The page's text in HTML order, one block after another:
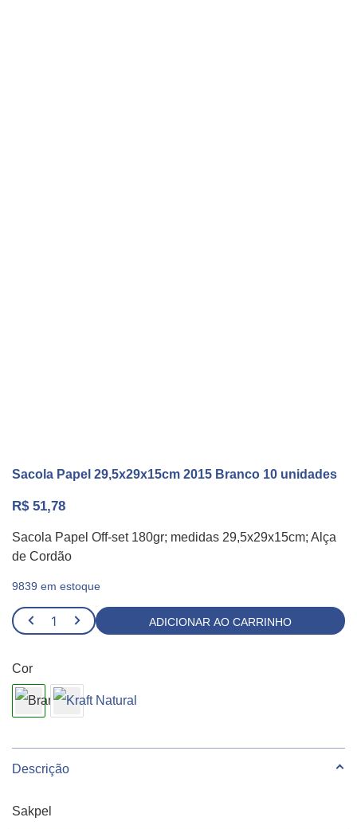
Sacola Papel 29,5x29x15cm 2015 Branco 10 unidades
R$51,78
Sacola Papel Off-set 180gr; medidas 29,5x29x15cm; Alça
de Cordão
9839 em estoque
Sacola
Papel
Branco
10
quantidade
ADICIONAR AO CARRINHO
Cor
Descrição
Sakpel